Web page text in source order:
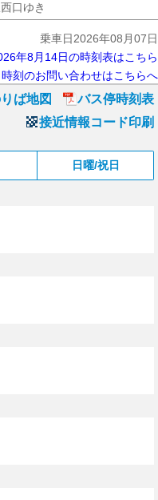
口ゆき
乗車日2026年08月07日
年8月14日の時刻表はこちら
時刻のお問い合わせはこちらへ
ば地図
バス停時刻表
接近情報コード印刷
日曜/祝日